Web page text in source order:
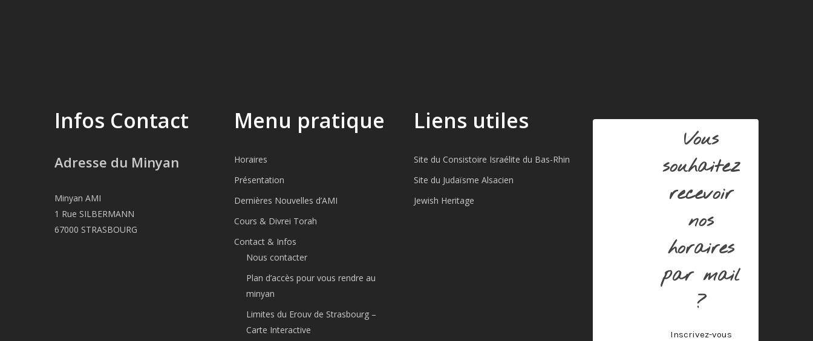
Infos Contact
Adresse du Minyan
Minyan AMI
1 Rue SILBERMANN
67000 STRASBOURG
Menu pratique
Horaires
Présentation
Dernières Nouvelles d’AMI
Cours & Divrei Torah
Contact & Infos
Nous contacter
Plan d’accès pour vous rendre au
minyan
Limites du Erouv de Strasbourg –
Carte Interactive
Liens utiles
Site du Consistoire Israélite du Bas-Rhin
Site du Judaïsme Alsacien
Jewish Heritage
Vous
souhaitez
recevoir
nos
horaires
par mail
?
Inscrivez-vous